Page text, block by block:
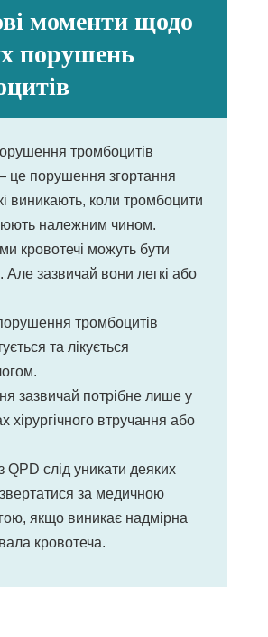
моменти щодо
порушень
тромбоцитів
це порушення згортання
виникають, коли тромбоцити
належним чином.
кровотечі можуть бути
Але зазвичай вони легкі або
тромбоцитів
та лікується
зазвичай потрібне лише у
хірургічного втручання або
слід уникати деяких
звертатися за медичною
якщо виникає надмірна
кровотеча.